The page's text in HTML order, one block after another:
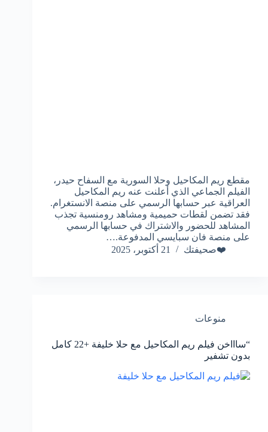
مقطع ريم المكاحيل وحلا السورية مع السفاح حيدر،
الفيلم الجماعي الذي أعلنت عنه ريم المكاحيل
العراقية عبر حسابها الرسمي على منصة الانستغرام.
فقد تضمن لقطات حميمية ومشاهد رومنسية تجذب
المشاهد للحضور والاشتراك في حسابها الرسمي
على منصة فان سبايسي المدفوعة.…
❤️صحيفتك
21 أكتوبر، 2025
منوعات
“ساااخن فيلم ريم المكاحيل مع حلا خليفة +22 كامل
بدون تشفير